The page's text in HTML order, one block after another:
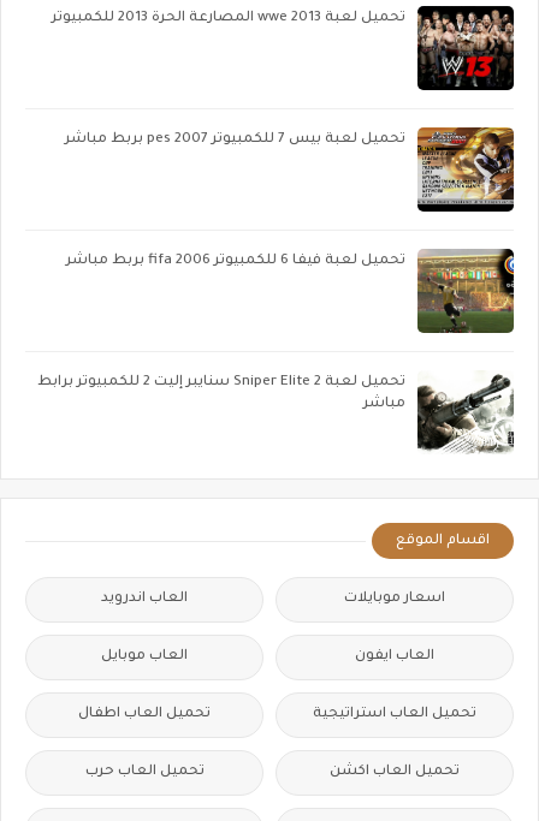
تحميل لعبة wwe 2013 المصارعة الحرة 2013 للكمبيوتر
تحميل لعبة بيس 7 للكمبيوتر pes 2007 بربط مباشر
تحميل لعبة فيفا 6 للكمبيوتر fifa 2006 بربط مباشر
تحميل لعبة Sniper Elite 2 سنايبر إليت 2 للكمبيوتر برابط
مباشر
اقسام الموقع
اسعار موبايلات العاب اندرويد
العاب ايفون العاب موبايل
تحميل العاب استراتيجية تحميل العاب اطفال
تحميل العاب اكشن تحميل العاب حرب